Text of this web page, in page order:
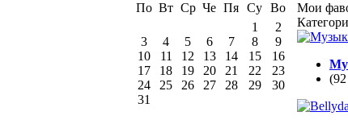
Мои
По Вт Ср Че Пя Су Во
1
2
3
4 5 6 7 8
9
10
11 12 13 14 15
16
17
18 19 20 21 22
23
24
25 26 27 28 29
30
31